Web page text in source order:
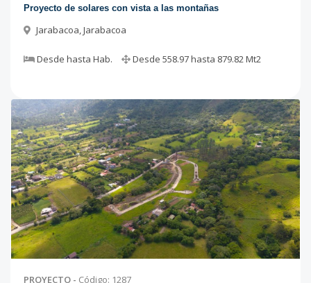
Proyecto de solares con vista a las montañas
Jarabacoa,Jarabacoa
Desde hasta Hab. Desde 558.97hasta 879.82Mt2
PROYECTO - Código: 1287